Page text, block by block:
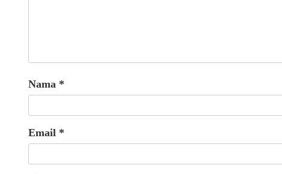
Nama *
Email *